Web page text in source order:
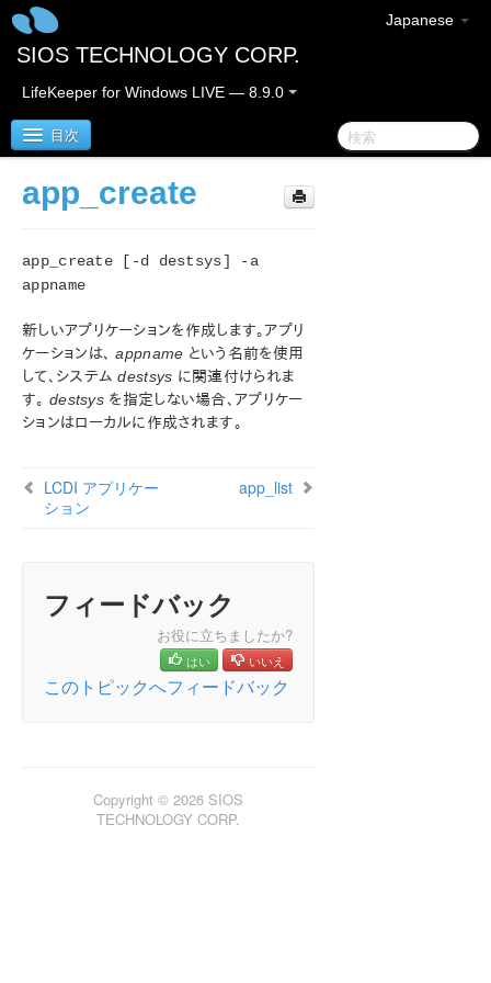
Japanese
SIOS TECHNOLOGY CORP.
LifeKeeper for Windows LIVE — 8.9.0
目次
LifeKeeper for Windows
LifeKeeper for Windows リリースノート
クラウド環境における LifeKeeper for Windows の利用
について
LifeKeeper for Windows インストレーションガイド
LifeKeeper for Windows テクニカルドキュメンテーショ
ン
GUI による管理作業
リソース階層に関連する作業
マニュアルページ
LCD - その他の LCD プログラム
app_remove
LCDI インスタンス
app_create
app_create [-d destsys] -a
appname
新しいアプリケーションを作成します。アプリ
ケーションは、appname という名前を使用
して、システムdestsys に関連付けられま
す。 destsys を指定しない場合、アプリケー
ションはローカルに作成されます。
LCDI アプリケー
ション
app_list
フィードバック
お役に立ちましたか?
はい いいえ
このトピックへフィードバック
Copyright © 2026 SIOS
TECHNOLOGY CORP.